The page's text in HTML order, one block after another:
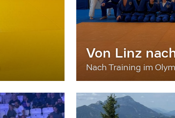
Von Linz
Nach Training im